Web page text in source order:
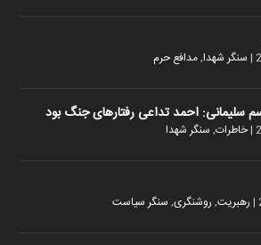
| سنگر شهدا,مدافع حرم
سلیمانی: احمد تداعی رفتارهای جنگ بود
|خاطرات, سنگر شهدا
| رهبریت, روشنگری, سنگر سیاست